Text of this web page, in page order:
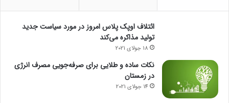
ائتلاف اوپک پلاس امروز در مورد سیاست جدید
تولید مذاکره می‌کند
18 جولای 2021
نکات ساده و طلایی برای صرفه‌جویی مصرف انرژی
در زمستان
14 جولای 2021